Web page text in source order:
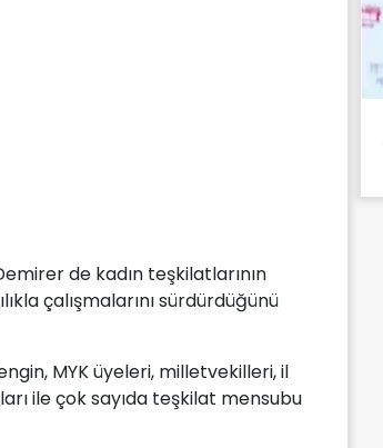
de kadın teşkilatlarının
çalışmalarını sürdürdüğünü
MYK üyeleri, milletvekilleri, il
ile çok sayıda teşkilat mensubu